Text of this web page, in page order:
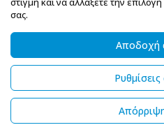
UV Protective
Οδηγίες Πλυσίματος
Χαρούμενο σιδέρωμα
© 2026 forfunkykids.gr - All Rights
στιγμή και να αλλάξετε την
σας.
Αποδοχή